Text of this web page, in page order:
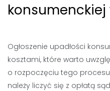
konsumenckiej
Ogłoszenie upadłości
kosztami, które warto
o rozpoczęciu tego procesu
należy liczyć się z opłatą